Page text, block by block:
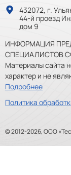
ИНФОРМАЦИЯ
СПЕЦИАЛИСТОВ
Материалы сайта
характер и не
Подробнее
Политика
432072, г.
44-й проезд
дом 9
© 2012-2026, ООО